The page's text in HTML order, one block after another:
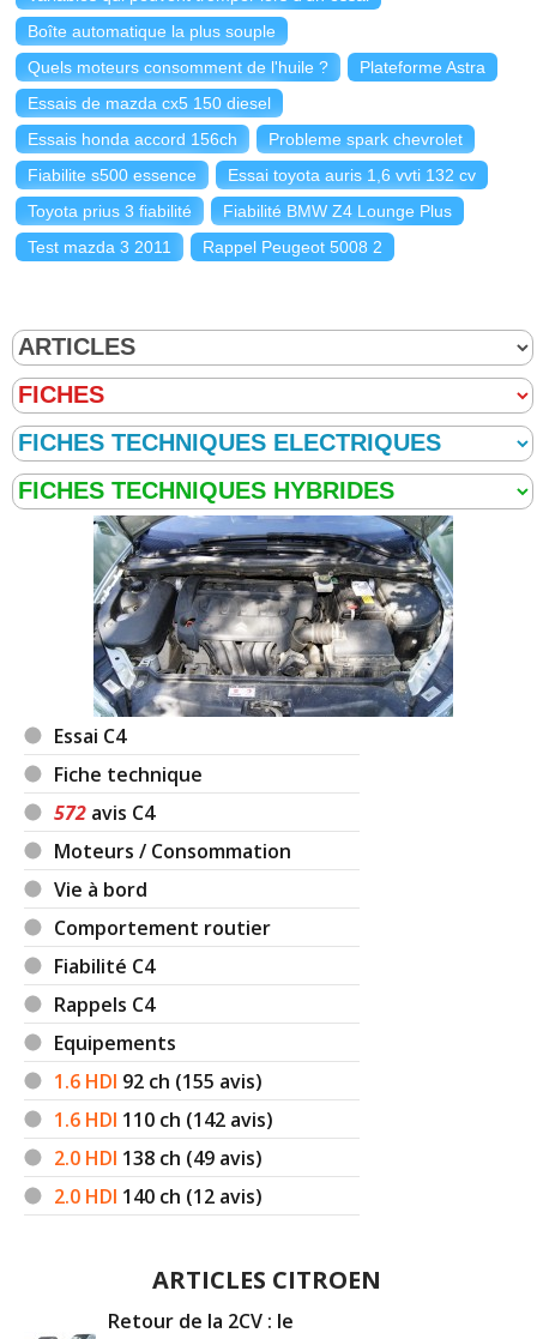
Boîte automatique la plus souple
Quels moteurs consomment de l'huile ?
Plateforme Astra
Essais de mazda cx5 150 diesel
Essais honda accord 156ch
Probleme spark chevrolet
Fiabilite s500 essence
Essai toyota auris 1,6 vvti 132 cv
Toyota prius 3 fiabilité
Fiabilité BMW Z4 Lounge Plus
Test mazda 3 2011
Rappel Peugeot 5008 2
Essai C4
Fiche technique
572 avis C4
Moteurs / Consommation
Vie à bord
Comportement routier
Fiabilité C4
Rappels C4
Equipements
1.6 HDI 92 ch (155 avis)
1.6 HDI 110 ch (142 avis)
2.0 HDI 138 ch (49 avis)
2.0 HDI 140 ch (12 avis)
ARTICLES CITROEN
Retour de la 2CV : le